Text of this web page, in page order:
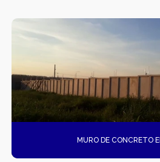
RAMPAS DE ACESSIBILIDADE PRÉ-
SERVIÇOS DE DRENAGEM
SISTEMAS DE DRENAGEM
TAMPAS DE CONCRETO ARMADO
MURO DE CONCRETO